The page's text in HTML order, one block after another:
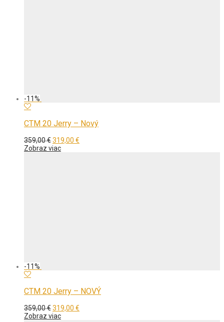
-11%
CTM 20 Jerry – Nový
359,00€Pôvodná
cena
319,00 €
Zobraz viac
-11%
CTM 20 Jerry – NOVÝ
359,00€Pôvodná
cena
319,00 €
Zobraz viac